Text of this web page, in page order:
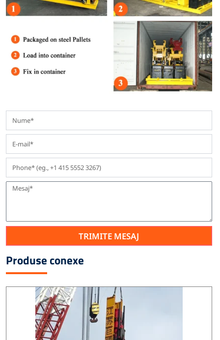
TRIMITE MESAJ
Produse conexe